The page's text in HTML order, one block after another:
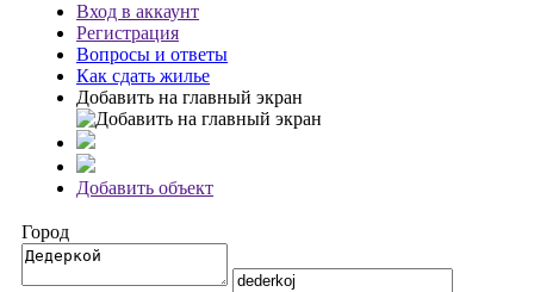
Вход в аккаунт
Регистрация
Вопросы и ответы
Как сдать жилье
Добавить на главный экран
Добавить объект
Город